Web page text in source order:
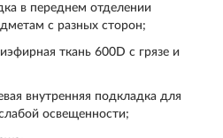
в переднем отделении
с разных сторон;
ткань 600D с грязе и
внутренняя подкладка для
освещенности;